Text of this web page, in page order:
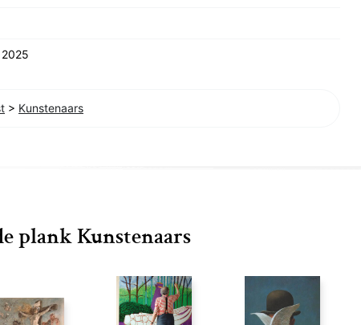
> Kunstenaars
plank Kunstenaars